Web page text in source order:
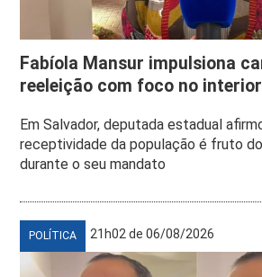
Fabíola Mansur impulsiona
reeleição com foco no interior
Em Salvador, deputada estadual
receptividade da população é fruto
durante o seu mandato
POLÍTICA 21h02 de 06/08/2026